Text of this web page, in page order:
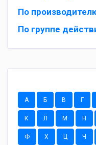
По
По группе
А Б В Г
К Л М Н
Ф Х Ц Ч